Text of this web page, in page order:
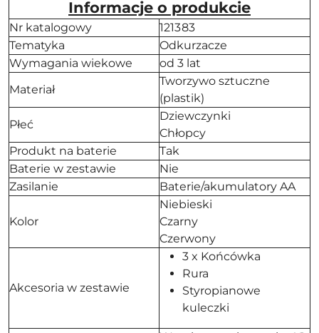
Informacje o produkcie
Nr katalogowy
121383
Tematyka
Odkurzacze
Wymagania wiekowe
od 3 lat
Materiał
Tworzywo sztuczne
(plastik)
Płeć
Dziewczynki
Chłopcy
Produkt na baterie
Tak
Baterie w zestawie
Nie
Zasilanie
Baterie/akumulatory AA
Kolor
Niebieski
Czarny
Czerwony
Akcesoria w zestawie
3 x Końcówka
Rura
Styropianowe
kuleczki